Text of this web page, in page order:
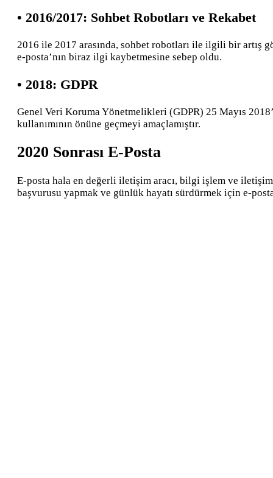
• 2016/2017: Sohbet Robotları ve Rekabet
2016 ile 2017 arasında, sohbet robotları ile ilgili bir artış
e-posta’nın biraz ilgi kaybetmesine sebep oldu.
• 2018: GDPR
Genel Veri Koruma Yönetmelikleri (GDPR) 25 Mayıs
kullanımının önüne geçmeyi amaçlamıştır.
2020 Sonrası E-Posta
E-posta hala en değerli iletişim aracı, bilgi işlem ve
başvurusu yapmak ve günlük hayatı sürdürmek için e-